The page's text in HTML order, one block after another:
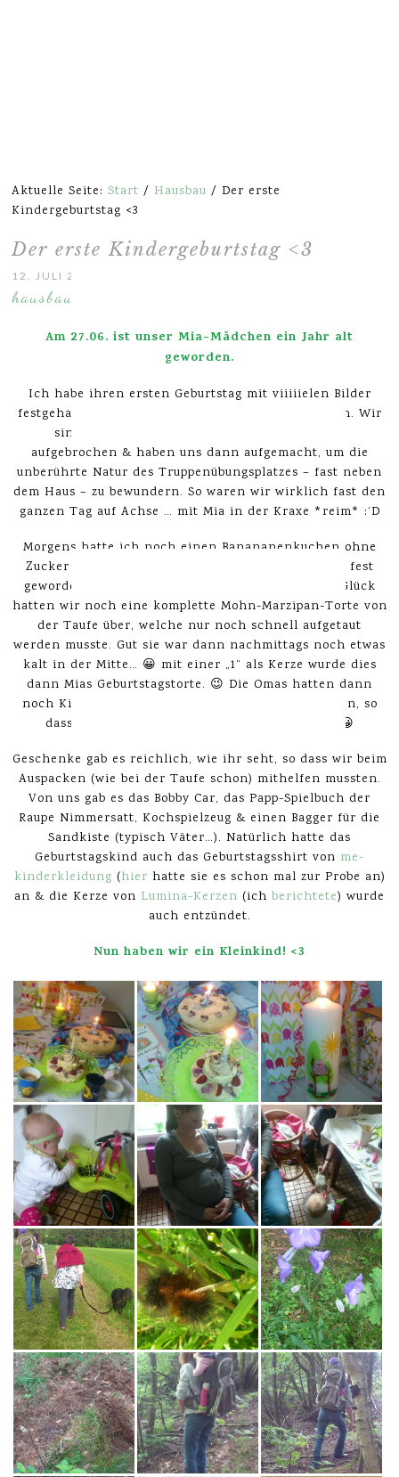
Aktuelle Seite:Start / Hausbau / Der erste
Kindergeburtstag <3
Der erste Kindergeburtstag <3
12. JULI 2013
hausbau
Am 27.06. ist unser Mia-Mädchen ein Jahr alt
geworden.
Ich habe ihren ersten Geburtstag mit viiiiielen Bilder
festgehalten, denn es gab wirklich einiges zu sehen. Wir
sind mit vollen Kuchen-Bäuchen in den Wald
aufgebrochen & haben uns dann aufgemacht, um die
unberührte Natur des Truppenübungsplatzes – fast neben
dem Haus – zu bewundern. So waren wir wirklich fast den
ganzen Tag auf Achse … mit Mia in der Kraxe *reim* :’D
Morgens hatte ich noch einen Banananenkuchen ohne
Zucker für Mia backen wollen, welcher aber nicht fest
geworden ist und bei den Hühnern landete. Zum Glück
hatten wir noch eine komplette Mohn-Marzipan-Torte von
der Taufe über, welche nur noch schnell aufgetaut
werden musste. Gut sie war dann nachmittags noch etwas
kalt in der Mitte… 😀 mit einer „1“ als Kerze wurde dies
dann Mias Geburtstagstorte. 😉 Die Omas hatten dann
noch Kinderkekse & ein Törtchen für Mia gebacken, so
dass sie sich ordentlich durchfuttern konnte 😀
Geschenke gab es reichlich, wie ihr seht, so dass wir beim
Auspacken (wie bei der Taufe schon) mithelfen mussten.
Von uns gab es das Bobby Car, das Papp-Spielbuch der
Raupe Nimmersatt, Kochspielzeug & einen Bagger für die
Sandkiste (typisch Väter…). Natürlich hatte das
Geburtstagskind auch das Geburtstagsshirt von me-
kinderkleidung (hier hatte sie es schon mal zur Probe an)
an & die Kerze von Lumina-Kerzen (ich berichtete) wurde
auch entzündet.
Nun haben wir ein Kleinkind! <3